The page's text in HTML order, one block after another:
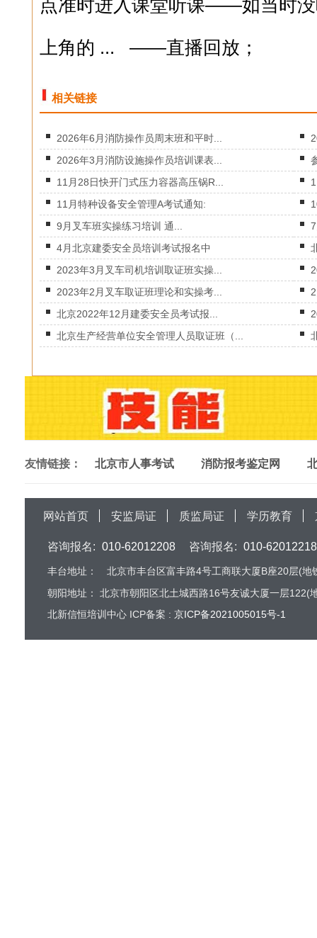
点准时进入课堂听课——如当时
上角的 ... ——直播回放；
相关链接
2026年6月消防操作员周末班和平时...
2026年3月消防设施操作员培训课表...
11月28日快开门式压力容器高压锅R...
11月特种设备安全管理A考试通知:
9月叉车班实操练习培训 通...
4月北京建委安全员培训考试报名中
2023年3月叉车司机培训取证班实操...
2023年2月叉车取证班理论和实操考...
北京2022年12月建委安全员考试报...
北京生产经营单位安全管理人员取证班（...
友情链接： 北京市人事考试 消防报考鉴定网
网站首页 安监局证 质监局证 学历教育
咨询报名: 010-62012208 咨询报名: 010-62012218
丰台地址：
北京市丰台区富丰路4号工商联大厦B座20层(
朝阳地址：
北京市朝阳区北土城西路16号友诚大厦一层122(
北新信恒培训中心 ICP备案 : 京ICP备2021005015号-1